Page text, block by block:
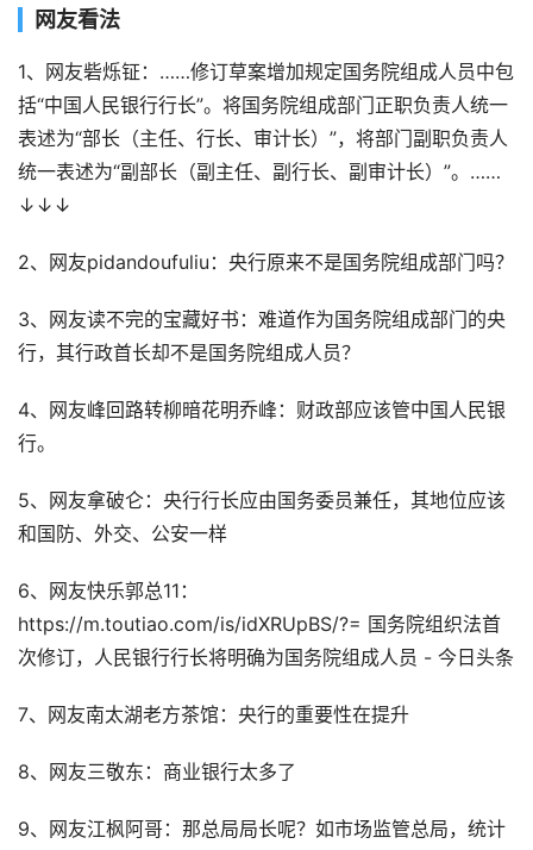
网友看法
1、网友砦烁钲：……修订草案增加规定国务院组成人员中包
括“中国人民银行行长”。将国务院组成部门正职负责人统一
表述为“部长（主任、行长、审计长）”，将部门副职负责人
统一表述为“副部长（副主任、副行长、副审计长）”。……
↓↓↓
2、网友pidandoufuliu：央行原来不是国务院组成部门吗？
3、网友读不完的宝藏好书：难道作为国务院组成部门的央
行，其行政首长却不是国务院组成人员？
4、网友峰回路转柳暗花明乔峰：财政部应该管中国人民银
行。
5、网友拿破仑：央行行长应由国务委员兼任，其地位应该
和国防、外交、公安一样
6、网友快乐郭总11：
https://m.toutiao.com/is/idXRUpBS/?= 国务院组织法首
次修订，人民银行行长将明确为国务院组成人员 - 今日头条
7、网友南太湖老方茶馆：央行的重要性在提升
8、网友三敬东：商业银行太多了
9、网友江枫阿哥：那总局局长呢？如市场监管总局，统计